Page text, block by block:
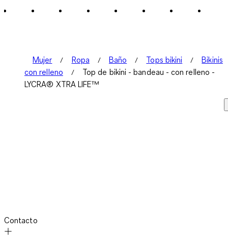
Mujer Ropa Baño Tops bikini
Bikinis
con relleno
Top de bikini - bandeau - con relleno -
LYCRA® XTRA LIFE™
Contacto